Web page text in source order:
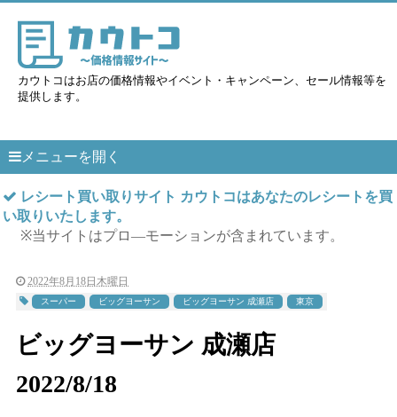
カウトコはお店の価格情報やイベント・キャンペーン、セール情報等を
提供します。
メニューを開く
レシート買い取りサイト カウトコはあなたのレシートを買
い取りいたします。
※当サイトはプロ―モーションが含まれています。
2022年8月18日木曜日
スーパー ビッグヨーサン ビッグヨーサン 成瀬店 東京
ビッグヨーサン 成瀬店
2022/8/18